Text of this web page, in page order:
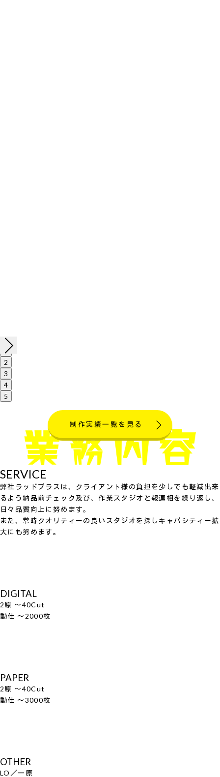
1
2
3
4
5
制作実績一覧を見る
SERVICE
弊社ラッドプラスは、クライアント様の負担を少しでも軽減出来
るよう納品前チェック及び、作業スタジオと報連相を繰り返し、
日々品質向上に努めます。
また、常時クオリティーの良いスタジオを探しキャパシティー拡
大にも努めます。
DIGITAL
2原 ～40Cut
動仕 ～2000枚
PAPER
2原 ～40Cut
動仕 ～3000枚
OTHER
LO／一原